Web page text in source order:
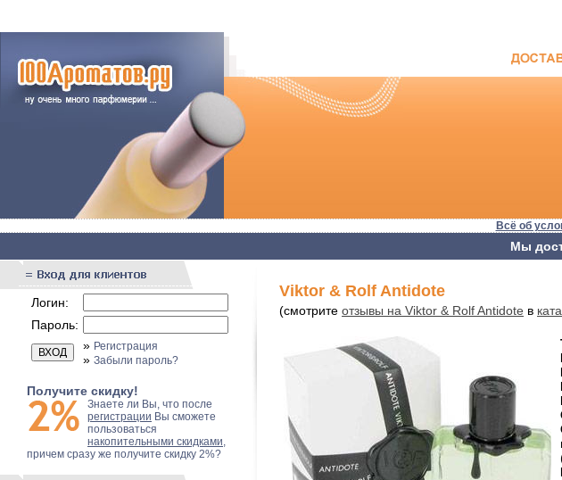
Всё об
Мы
Логин:
Пароль:
» Регистрация
» Забыли пароль?
Получите скидку!
Знаете ли Вы, что после
регистрации Вы сможете
пользоваться
накопительными скидками,
причем сразу же получите скидку 2%?
Viktor & Rolf Antidote
(смотрите отзывы на Viktor & Rolf Antidote в